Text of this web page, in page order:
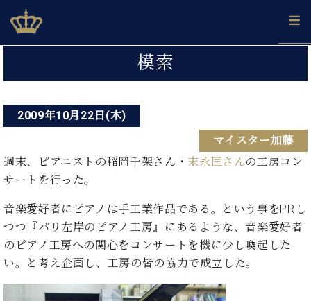
to
content
ベヒシュタインジャパン公式サイト
BECHSTEIN JAPAN Official Site
ベ
ヒ
イ
コ
ン
サ
ー
C.
示
ピ
ノ
技
術
ベ
シ
ュ
イ
ン
グ
ド
ピ
ア
ド
ツ
の
器
ベ
シ
イ
ン
メ
マ
ガ
員
登
ご
ベ
シ
ュ
イ
演
た
い！
企
情
報
採
用
報
ベ
ヒ
模索
2009年10月22日(木)
マイスター加藤
週末、ピアニストの稲岡千架さん・末永匡さんの工房コン
サートを行った。
音楽愛好者にピアノは手工業作品である。という事をPRし
つつ『パリ左岸のピアノ工房』にあるような、音楽愛好者
のピアノ工房への関心をコンサートを機に少し喚起した
い。と考え企画し、工房の皆の協力で成立した。
稿
ナ
ビ
ー
ョ
ン